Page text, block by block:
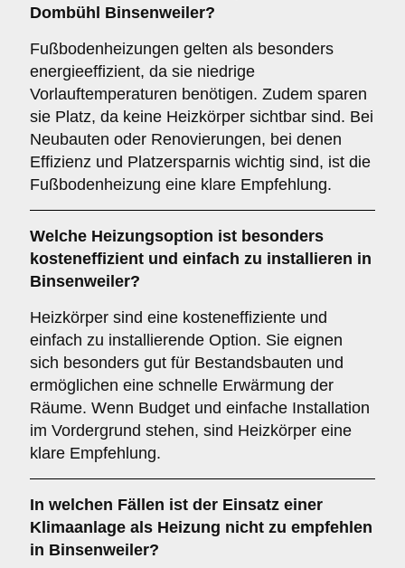
Dombühl Binsenweiler?
Fußbodenheizungen gelten als besonders
energieeffizient, da sie niedrige
Vorlauftemperaturen benötigen. Zudem sparen
sie Platz, da keine Heizkörper sichtbar sind. Bei
Neubauten oder Renovierungen, bei denen
Effizienz und Platzersparnis wichtig sind, ist die
Fußbodenheizung eine klare Empfehlung.
Welche Heizungsoption ist besonders
kosteneffizient und einfach zu installieren in
Binsenweiler?
Heizkörper sind eine kosteneffiziente und
einfach zu installierende Option. Sie eignen
sich besonders gut für Bestandsbauten und
ermöglichen eine schnelle Erwärmung der
Räume. Wenn Budget und einfache Installation
im Vordergrund stehen, sind Heizkörper eine
klare Empfehlung.
In welchen Fällen ist der Einsatz einer
Klimaanlage als Heizung nicht zu empfehlen
in Binsenweiler?